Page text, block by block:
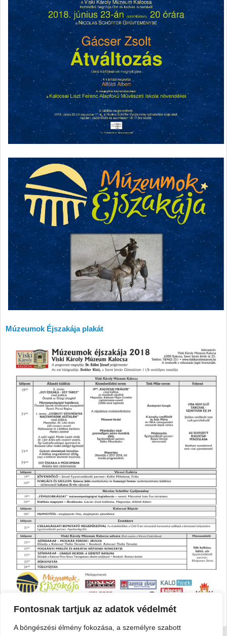
Fontosnak tartjuk az adatok védelmét
A böngészési élmény fokozása, a személyre szabott
Múzeumok Éjszakája plakát